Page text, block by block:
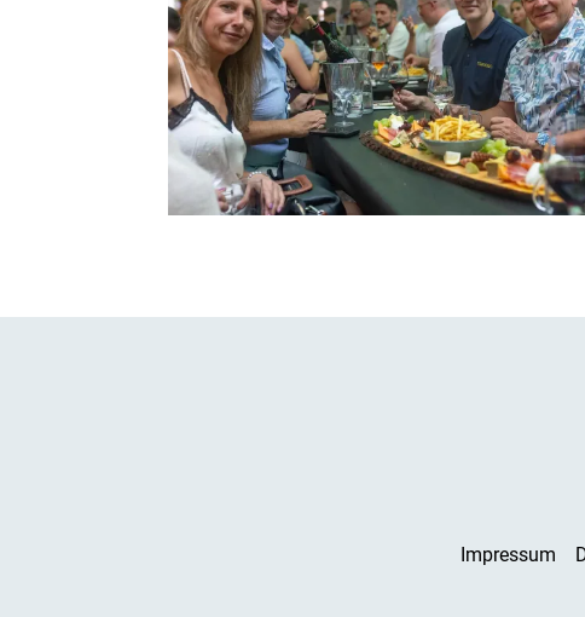
Impressum